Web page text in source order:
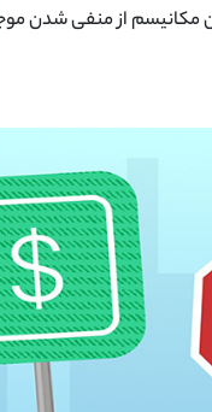
مکانیسم از منفی شدن